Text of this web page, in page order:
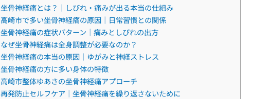
坐骨神経痛とは？｜しびれ・痛みが出る本当の仕組み
高崎市で多い坐骨神経痛の原因｜日常習慣との関係
坐骨神経痛の症状パターン｜痛みとしびれの出方
なぜ坐骨神経痛は全身調整が必要なのか？
坐骨神経痛の本当の原因｜ゆがみと神経ストレス
坐骨神経痛の方に多い身体の特徴
高崎市整体ゆあさの坐骨神経痛アプローチ
再発防止セルフケア｜坐骨神経痛を繰り返さないために